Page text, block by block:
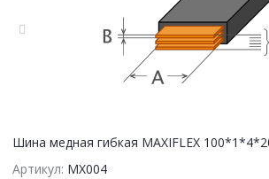
Шина медная гибкая MAXIFLEX
Артикул: MX004